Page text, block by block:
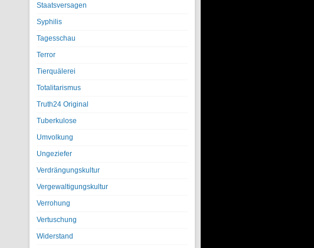
Staatsversagen
Syphilis
Tagesschau
Terror
Tierquälerei
Totalitarismus
Truth24 Original
Tuberkulose
Umvolkung
Ungeziefer
Verdrängungskultur
Vergewaltigungskultur
Verrohung
Vertuschung
Widerstand